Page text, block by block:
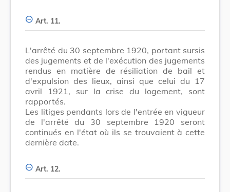
Art. 11.
L'arrêté du 30 septembre 1920, portant sursis
des jugements et de l'exécution des jugements
rendus en matière de résiliation de bail et
d'expulsion des lieux, ainsi que celui du 17
avril 1921, sur la crise du logement, sont
rapportés.
Les litiges pendants lors de l'entrée en vigueur
de l'arrêté du 30 septembre 1920 seront
continués en l'état où ils se trouvaient à cette
dernière date.
Art. 12.